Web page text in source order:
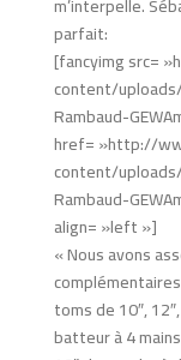
parfait:
[fancyimg src=
content/
Rambaud-
href= »http://
content/
Rambaud-
align= »left »]
« Nous avons
toms de 10″,
batteur à 4